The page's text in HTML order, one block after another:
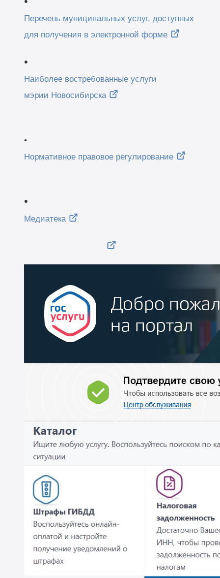
Перечень муниципальных услуг, доступных
для получения в электронной форме
•
Наиболее востребованные услуги
мэрии Новосибирска
•
Нормативное правовое регулирование
•
Медиатека